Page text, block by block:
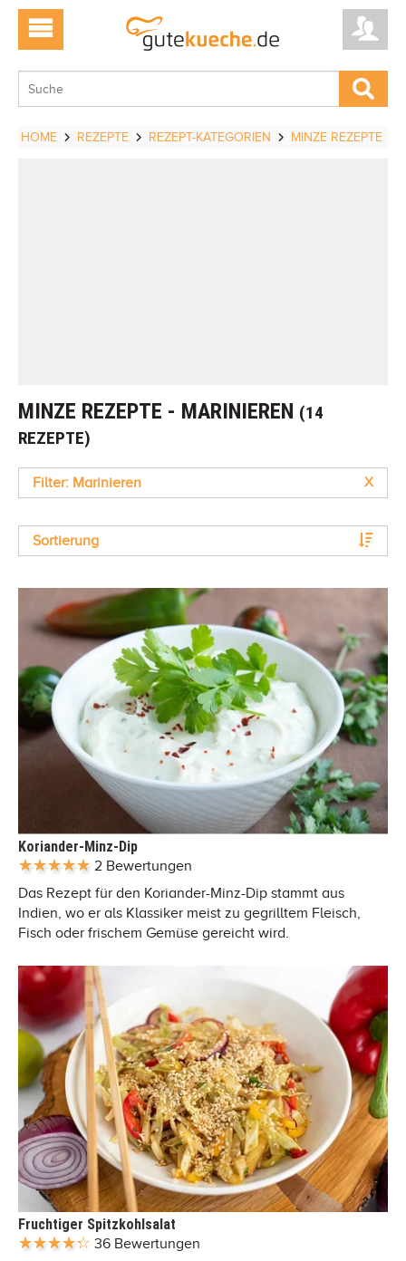
HOME REZEPTE REZEPT-KATEGORIEN MINZE REZEPTE
MINZE REZEPTE - MARINIEREN (14
REZEPTE)
Filter: Marinieren X
Sortierung
Koriander-Minz-Dip
2 Bewertungen
Das Rezept für den Koriander-Minz-Dip stammt aus
Indien, wo er als Klassiker meist zu gegrilltem Fleisch,
Fisch oder frischem Gemüse gereicht wird.
Fruchtiger Spitzkohlsalat
36 Bewertungen